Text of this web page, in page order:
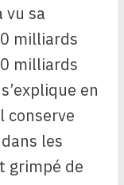
vu sa
milliards
milliards
en
conserve
les
grimpé de